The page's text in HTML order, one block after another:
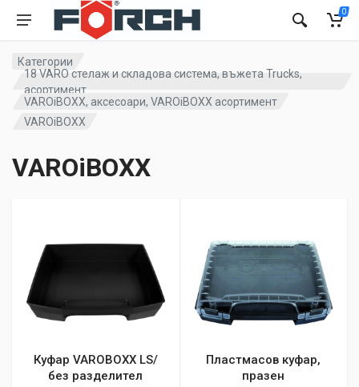
0
Категории
18 VARO стелаж и складова система, въжета Trucks,
асортимент
VAROiBOXX, аксесоари, VAROiBOXX асортимент
VAROiBOXX
VAROiBOXX
Куфар VAROBOXX LS/
без разделител
Пластмасов куфар,
празен